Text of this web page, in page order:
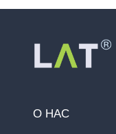
О НАС